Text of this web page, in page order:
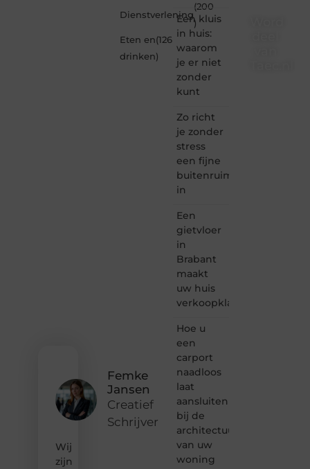
Femke
Jansen
Creatief
Schrijver
Wij
zijn
Dienstverlening
(200
)
Eten en
drinken
(126
)
Een kluis
in huis:
waarom
je er niet
zonder
kunt
Zo richt
je zonder
stress
een fijne
buitenruimte
in
Een
gietvloer
in
Brabant
maakt
uw huis
verkoopklaar
Hoe u
een
carport
naadloos
laat
aansluiten
bij de
architectuur
van uw
woning